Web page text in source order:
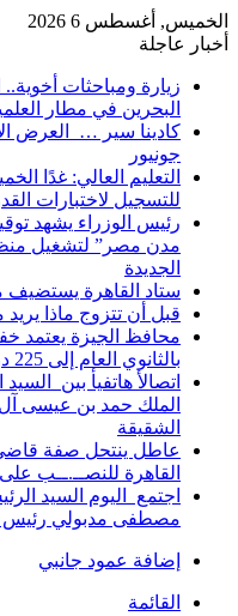
الخميس, أغسطس 6 2026
أخبار عاجلة
زيارة ومباحثات
البحرين في مطار
كادينا سير … العرض
جونيور
التعليم العالي: غدًا
للتسجيل لاختبارات
رئيس الوزراء يشهد
مدن مصر” لتشغيل
الجديدة
ستاد القاهرة يستضيف مباريات 5 أندية في
قبل أن تتزوج ماذا يريد
محافظ الجيزة يعتمد
بالثانوي العام إلى 225 درجة
اتصالأ هاتفيأ بين
الملك حمد بن عيسى
الشقيقة
عاطل ينتحل صفة
القاهرة للنصــ.ــب
اجتمع اليوم السيد
مصطفى مدبولي رئيس
إضافة عمود جانبي
القائمة